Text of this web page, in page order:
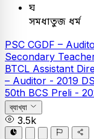
ঘ
সমধাতুজ ধর্ম
PSC CGDF –
Secondary
BTCL Assistant
– Auditor - 2019
50th BCS Preli -
ব্যাখ্যা
3.5k